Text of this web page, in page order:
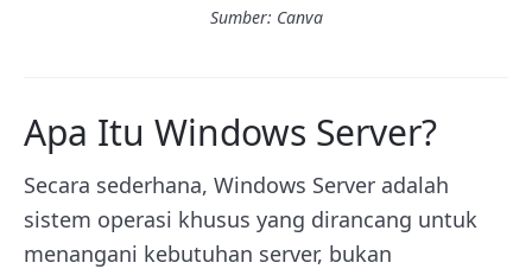
Sumber: Canva
Apa Itu Windows Server?
Secara sederhana, Windows Server adalah
sistem operasi khusus yang dirancang untuk
menangani kebutuhan server, bukan